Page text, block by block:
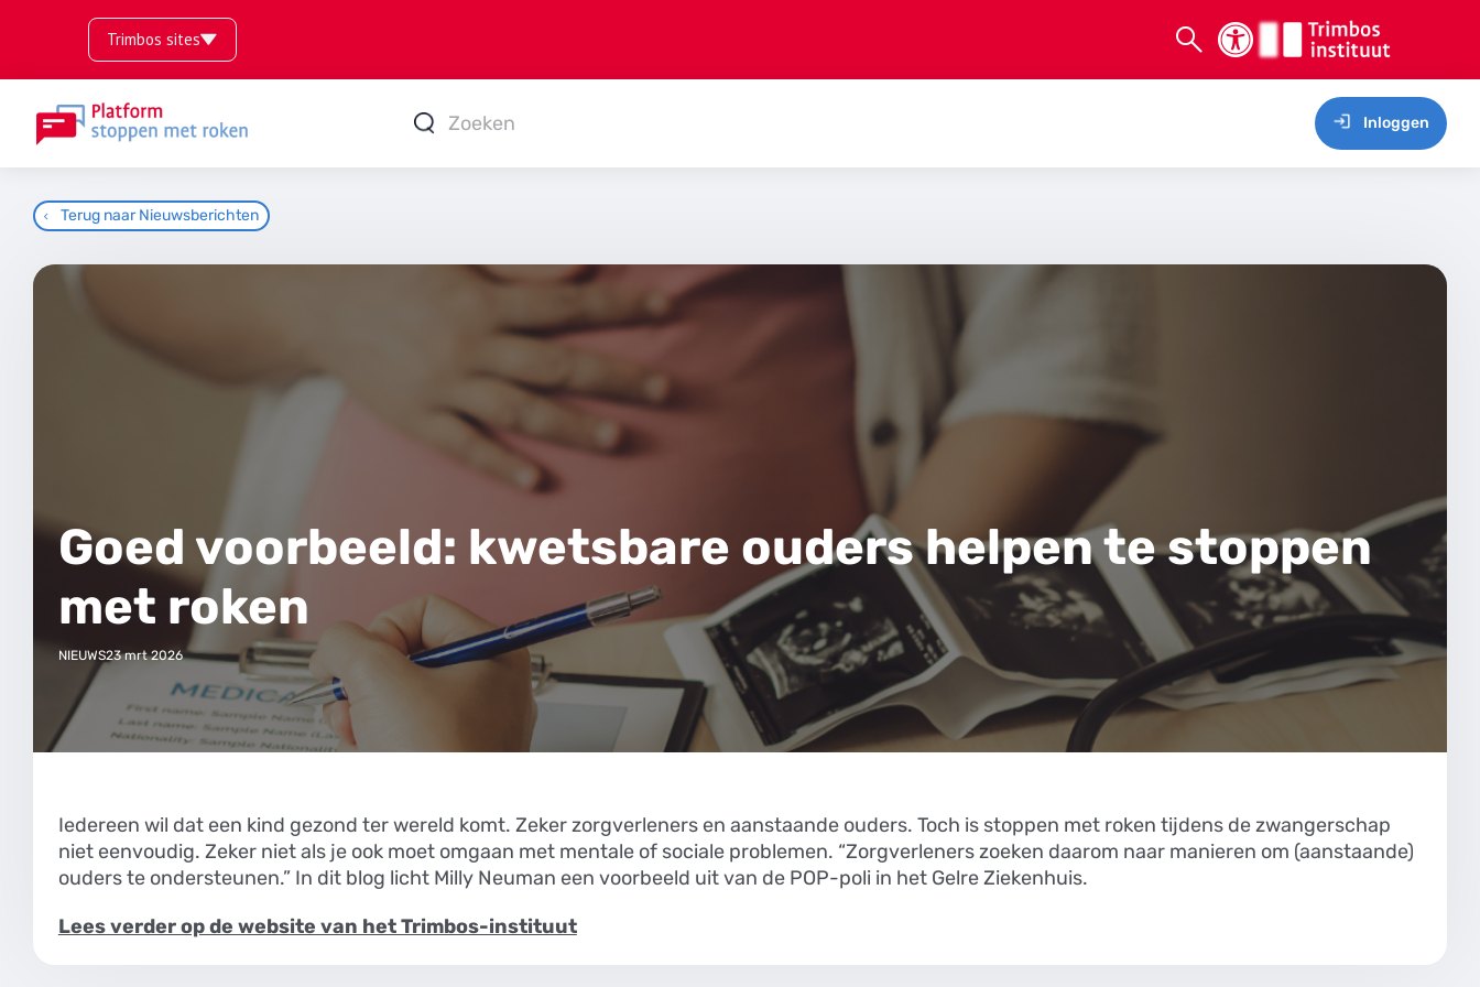
Trimbos sites
Inloggen
Terug naar Nieuwsberichten
Goed voorbeeld: kwetsbare ouders helpen te stoppen
met roken
NIEUWS23 mrt 2026
Iedereen wil dat een kind gezond ter wereld komt. Zeker zorgverleners en aanstaande ouders. Toch is stoppen met roken tijdens de zwangerschap
niet eenvoudig. Zeker niet als je ook moet omgaan met mentale of sociale problemen. “Zorgverleners zoeken daarom naar manieren om (aanstaande)
ouders te ondersteunen.” In dit blog licht Milly Neuman een voorbeeld uit van de POP-poli in het Gelre Ziekenhuis.
Lees verder op de website van het Trimbos-instituut